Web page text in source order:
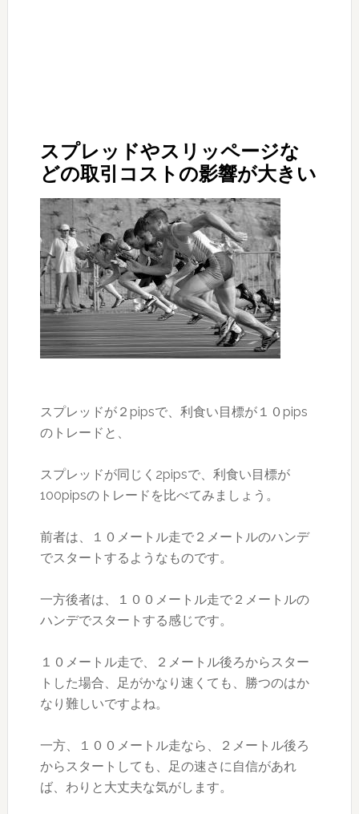
スプレッドやスリッページな
どの取引コストの影響が大きい
スプレッドが２pipsで、利食い目標が１０pips
のトレードと、
スプレッドが同じく2pipsで、利食い目標が
100pipsのトレードを比べてみましょう。
前者は、１０メートル走で２メートルのハンデ
でスタートするようなものです。
一方後者は、１００メートル走で２メートルの
ハンデでスタートする感じです。
１０メートル走で、２メートル後ろからスター
トした場合、足がかなり速くても、勝つのはか
なり難しいですよね。
一方、１００メートル走なら、２メートル後ろ
からスタートしても、足の速さに自信があれ
ば、わりと大丈夫な気がします。